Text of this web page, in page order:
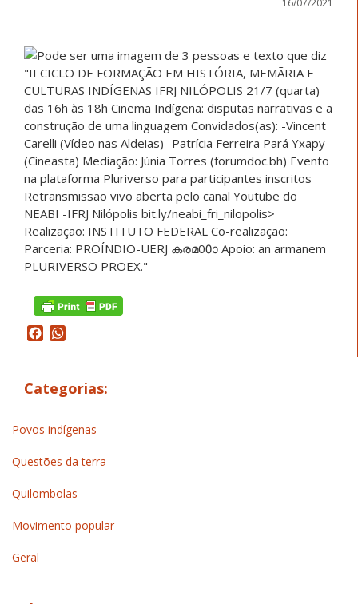
Facebook
Categorias:
Povos indígenas
Questões da terra
Quilombolas
Movimento popular
Geral